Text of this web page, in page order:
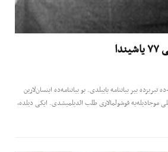
۱۳۲۴-جو ایلین شهریور آیی‌نین ۱۲-ده تبریزده بیر بیاننامه یاییلدی. بو بیاننامه‌ده اینسان‌لارین
موجادیله‌یه قوشولمالاری طلب ائدیلمیشدی. ایکی دیلده،